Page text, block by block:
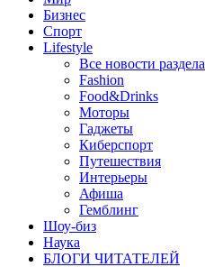
Бизнес
Спорт
Lifestyle
Все новости раздела
Fashion
Food&Drinks
Моторы
Гаджеты
Киберспорт
Путешествия
Интерьеры
Афиша
Гемблинг
Шоу-биз
Наука
БЛОГИ ЧИТАТЕЛЕЙ